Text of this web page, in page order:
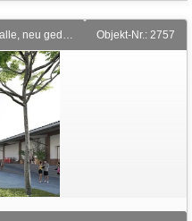
Offenbach am Main: Historische Güterhalle, neu gedacht – flexible Mietflächen ab 300 m² Objekt-Nr.: 2757